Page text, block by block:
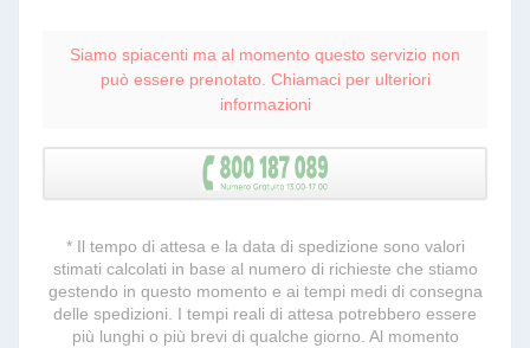
Siamo spiacenti ma al momento questo servizio non
può essere prenotato. Chiamaci per ulteriori
informazioni
* Il tempo di attesa e la data di spedizione sono valori
stimati calcolati in base al numero di richieste che stiamo
gestendo in questo momento e ai tempi medi di consegna
delle spedizioni. I tempi reali di attesa potrebbero essere
più lunghi o più brevi di qualche giorno. Al momento